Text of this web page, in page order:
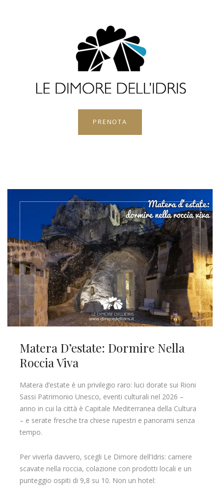
PRENOTA
Matera D’estate: Dormire Nella
Roccia Viva
Matera d’estate è un privilegio raro: luci dorate sui Rioni
Sassi Patrimonio Unesco, eventi culturali nel 2026 –
anno in cui la città è Capitale Mediterranea della Cultura
– e serate fresche tra chiese rupestri e panorami senza
tempo.
Per viverla davvero, scegli Le Dimore dell’Idris: camere
scavate nella roccia, colazione con prodotti locali e un
punteggio ospiti di 9,8 su 10. Non un hotel: